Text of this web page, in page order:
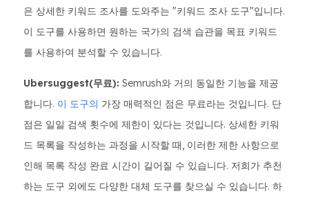
은 상세한 키워드 조사를 도와주는 "키워드 조사 도구"입니다.
이 도구를 사용하면 원하는 국가의 검색 습관을 목표 키워드
를 사용하여 분석할 수 있습니다.
Ubersuggest(무료): Semrush와 거의 동일한 기능을 제공
합니다. 이 도구의 가장 매력적인 점은 무료라는 것입니다. 단
점은 일일 검색 횟수에 제한이 있다는 것입니다. 상세한 키워
드 목록을 작성하는 과정을 시작할 때, 이러한 제한 사항으로
인해 목록 작성 완료 시간이 길어질 수 있습니다. 저희가 추천
하는 도구 외에도 다양한 대체 도구를 찾으실 수 있습니다. 하